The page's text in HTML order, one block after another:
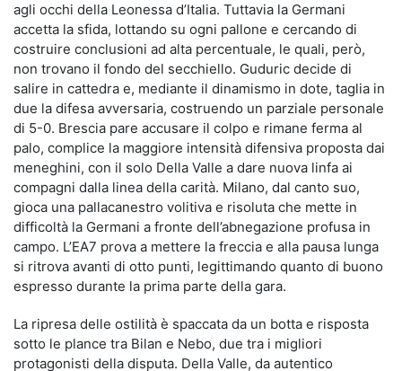
agli occhi della Leonessa d’Italia. Tuttavia la Germani
accetta la sfida, lottando su ogni pallone e cercando di
costruire conclusioni ad alta percentuale, le quali, però,
non trovano il fondo del secchiello. Guduric decide di
salire in cattedra e, mediante il dinamismo in dote, taglia in
due la difesa avversaria, costruendo un parziale personale
di 5-0. Brescia pare accusare il colpo e rimane ferma al
palo, complice la maggiore intensità difensiva proposta dai
meneghini, con il solo Della Valle a dare nuova linfa ai
compagni dalla linea della carità. Milano, dal canto suo,
gioca una pallacanestro volitiva e risoluta che mette in
difficoltà la Germani a fronte dell’abnegazione profusa in
campo. L’EA7 prova a mettere la freccia e alla pausa lunga
si ritrova avanti di otto punti, legittimando quanto di buono
espresso durante la prima parte della gara.
La ripresa delle ostilità è spaccata da un botta e risposta
sotto le plance tra Bilan e Nebo, due tra i migliori
protagonisti della disputa. Della Valle, da autentico